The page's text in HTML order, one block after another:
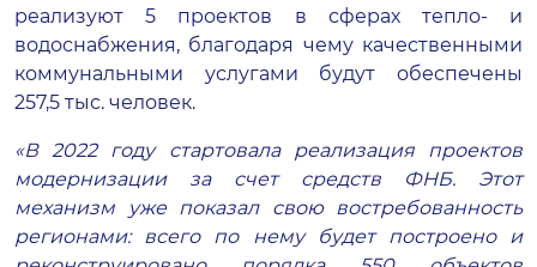
реализуют 5 проектов в сферах тепло- и
водоснабжения, благодаря чему качественными
коммунальными услугами будут обеспечены
257,5 тыс. человек.
«В 2022 году стартовала реализация проектов
модернизации за счет средств ФНБ. Этот
механизм уже показал свою востребованность
регионами: всего по нему будет построено и